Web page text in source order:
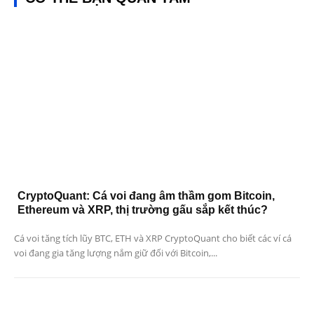
CryptoQuant: Cá voi đang âm thầm gom Bitcoin,
Ethereum và XRP, thị trường gấu sắp kết thúc?
Cá voi tăng tích lũy BTC, ETH và XRP CryptoQuant cho biết các ví cá
voi đang gia tăng lượng nắm giữ đối với Bitcoin,...